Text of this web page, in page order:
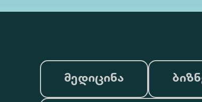
მედიცინა